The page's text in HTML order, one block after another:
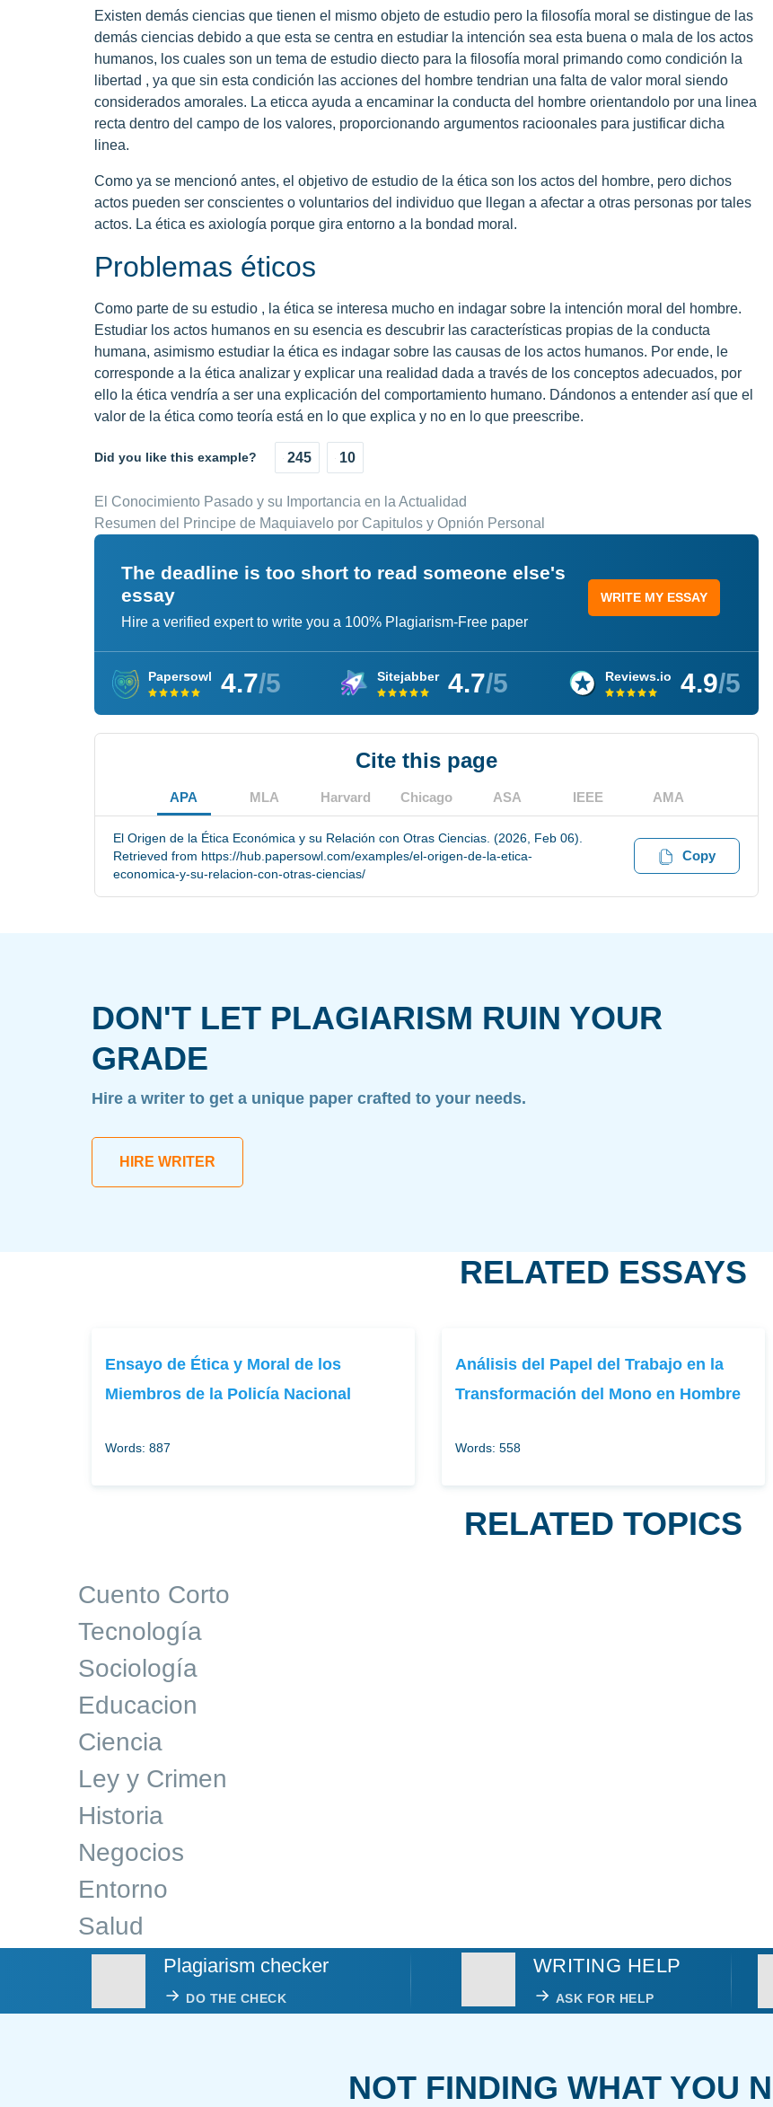
Existen demás ciencias que tienen el mismo objeto de estudio pero la filosofía moral se distingue de las
demás ciencias debido a que esta se centra en estudiar la intención sea esta buena o mala de los actos
humanos, los cuales son un tema de estudio diecto para la filosofía moral primando como condición la
libertad , ya que sin esta condición las acciones del hombre tendrian una falta de valor moral siendo
considerados amorales. La eticca ayuda a encaminar la conducta del hombre orientandolo por una linea
recta dentro del campo de los valores, proporcionando argumentos racioonales para justificar dicha
linea.
Como ya se mencionó antes, el objetivo de estudio de la ética son los actos del hombre, pero dichos
actos pueden ser conscientes o voluntarios del individuo que llegan a afectar a otras personas por tales
actos. La ética es axiología porque gira entorno a la bondad moral.
Problemas éticos
Como parte de su estudio , la ética se interesa mucho en indagar sobre la intención moral del hombre.
Estudiar los actos humanos en su esencia es descubrir las características propias de la conducta
humana, asimismo estudiar la ética es indagar sobre las causas de los actos humanos. Por ende, le
corresponde a la ética analizar y explicar una realidad dada a través de los conceptos adecuados, por
ello la ética vendría a ser una explicación del comportamiento humano. Dándonos a entender así que el
valor de la ética como teoría está en lo que explica y no en lo que preescribe.
Did you like this example? 245 10
El Conocimiento Pasado y su Importancia en la Actualidad
Resumen del Principe de Maquiavelo por Capitulos y Opnión Personal
The deadline is too short to read someone else's
essay
Hire a verified expert to write you a 100% Plagiarism-Free paper
WRITE MY ESSAY
Papersowl 4.7/5 Sitejabber 4.7/5 Reviews.io 4.9/5
Cite this page
APA MLA Harvard Chicago ASA IEEE AMA
El Origen de la Ética Económica y su Relación con Otras Ciencias. (2026, Feb 06).
Retrieved from https://hub.papersowl.com/examples/el-origen-de-la-etica-
economica-y-su-relacion-con-otras-ciencias/
Copy
DON'T LET PLAGIARISM RUIN YOUR
GRADE
Hire a writer to get a unique paper crafted to your needs.
HIRE WRITER
RELATED ESSAYS
Ensayo de Ética y Moral de los
Miembros de la Policía Nacional
Words: 887
Análisis del Papel del Trabajo en la
Transformación del Mono en Hombre
Words: 558
RELATED TOPICS
Cuento Corto
Tecnología
Sociología
Educacion
Ciencia
Ley y Crimen
Historia
Negocios
Entorno
Salud
Plagiarism checker
DO THE CHECK
WRITING HELP
ASK FOR HELP
NOT FINDING WHAT YOU